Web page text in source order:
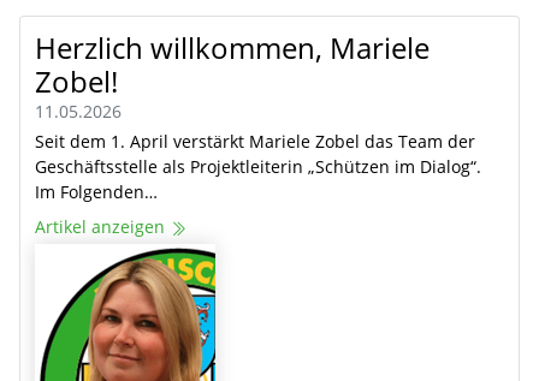
Herzlich willkommen, Mariele
Zobel!
11.05.2026
Seit dem 1. April verstärkt Mariele Zobel das Team der
Geschäftsstelle als Projektleiterin „Schützen im Dialog“.
Im Folgenden…
Artikel anzeigen